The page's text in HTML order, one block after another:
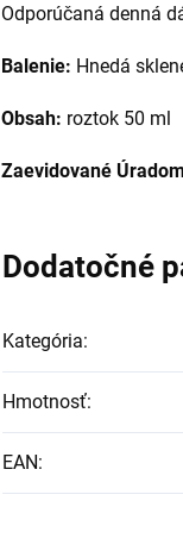
Odporúčaná denná
Balenie: Hnedá
Obsah: roztok 50 ml
Zaevidované
Dodatočné
Kategória:
Hmotnosť:
EAN: